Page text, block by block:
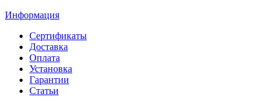
Информация
Сертификаты
Доставка
Оплата
Установка
Гарантии
Статьи